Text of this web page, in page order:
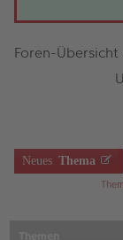
Foren-Übersicht
Neues Thema